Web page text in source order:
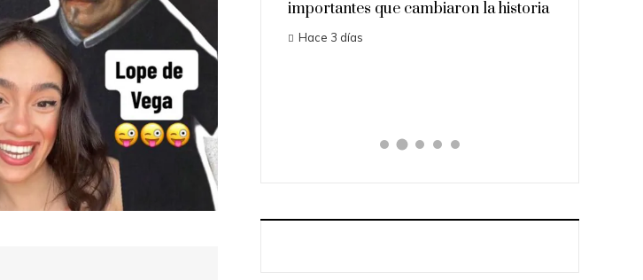
superan la percepción humana
Hace 2 días
importantes que cambiaron la historia
Hace 3 días